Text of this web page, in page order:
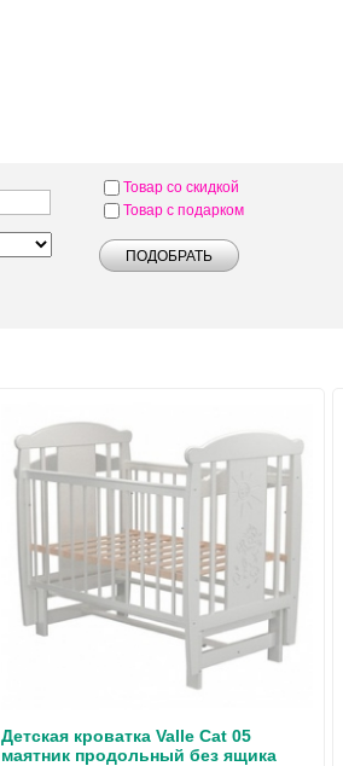
Товар со скидкой
Товар с подарком
Детская кроватка Valle Cat 05
маятник продольный без ящика